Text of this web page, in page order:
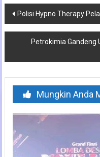
Navigasi
pos
Polisi Hypno Therapy
Petrokimia Gandeng
Mungkin Anda